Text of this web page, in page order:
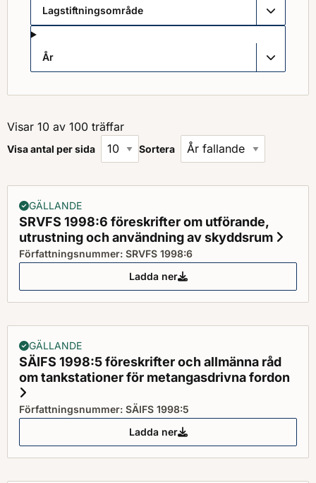
Lagstiftningsområde
År
Visar 10 av 100 träffar
Visa antal per sida Sortera
GÄLLANDE
SRVFS 1998:6 föreskrifter om utförande,
utrustning och användning av skyddsrum
Författningsnummer: SRVFS 1998:6
Ladda ner
SRVFS 1998:6 föreskrifter om
GÄLLANDE
SÄIFS 1998:5 föreskrifter och allmänna råd
om tankstationer för metangasdrivna fordon
Författningsnummer: SÄIFS 1998:5
Ladda ner
SÄIFS 1998:5 föreskrifter och